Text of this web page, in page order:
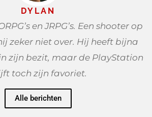
DYLAN
en JRPG’s. Een shooter op
zeker niet over. Hij heeft bijna
zijn bezit, maar de PlayStation
toch zijn favoriet.
Alle berichten